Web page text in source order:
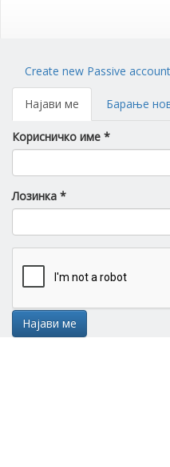
Primary
tabs
Create new Passive account
Најави ме (activeБарање
Корисничко име *
Лозинка *
Најави ме